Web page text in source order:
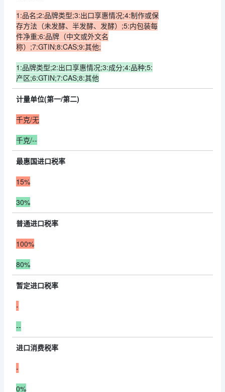
1:品名;2:品牌类型;3:出口享惠情况;4:制作或保
存方法（未发酵、半发酵、发酵）;5:内包装每
件净重;6:品牌（中文或外文名
称）;7:GTIN;8:CAS;9:其他;
1:品牌类型;2:出口享惠情况;3:成分;4:品种;5:
产区;6:GTIN;7:CAS;8:其他
计量单位(第一/第二)
千克/无
千克/--
最惠国进口税率
15%
30%
普通进口税率
100%
80%
暂定进口税率
-
--
进口消费税率
-
0%